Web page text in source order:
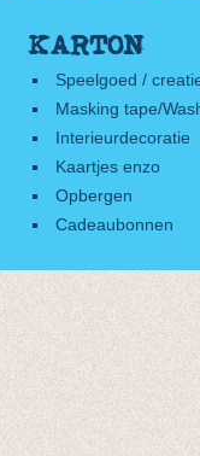
KARTON
Speelgoed /
Masking tape/
Interieurdecoratie
Kaartjes enzo
Opbergen
Cadeaubonnen